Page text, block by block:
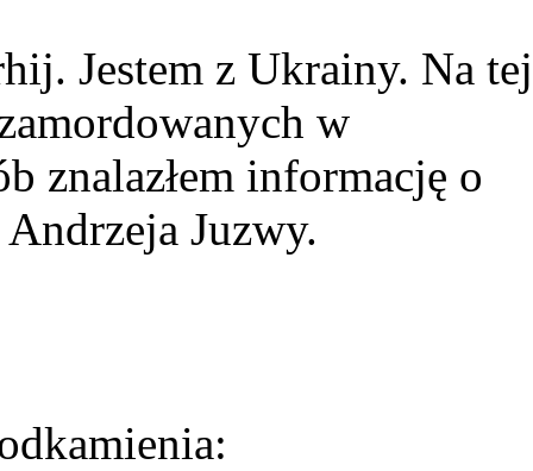
Jestem z Ukrainy. Na tej
w
znalazłem informację o
Juzwy.